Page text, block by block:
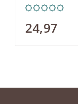
24,97